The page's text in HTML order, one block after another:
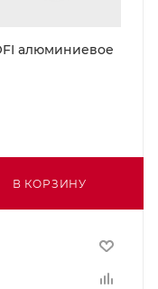
алюминиевое
В КОРЗИНУ